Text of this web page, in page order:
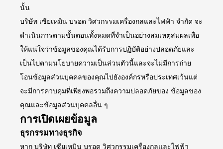
นั้น
บริษัท เซียเหมิน บรอด วิศวกรรมเครื่องกลและไฟฟ้า จำกัด จะ
ดำเนินการตามขั้นตอนทั้งหมดที่จำเป็นอย่างสมเหตุสมผลเพื่อ
ให้แน่ใจว่าข้อมูลของคุณได้รับการปฏิบัติอย่างปลอดภัยและ
เป็นไปตามนโยบายความเป็นส่วนตัวนี้และจะไม่มีการถ่าย
โอนข้อมูลส่วนบุคคลของคุณไปยังองค์กรหรือประเทศเว้นแต่
จะมีการควบคุมที่เพียงพอรวมถึงความปลอดภัยของ ข้อมูลของ
คุณและข้อมูลส่วนบุคคลอื่น ๆ
การเปิดเผยข้อมูล
ธุรกรรมทางธุรกิจ
หาก บริษัท เซียเหมิน บรอด วิศวกรรมเครื่องกลและไฟฟ้า